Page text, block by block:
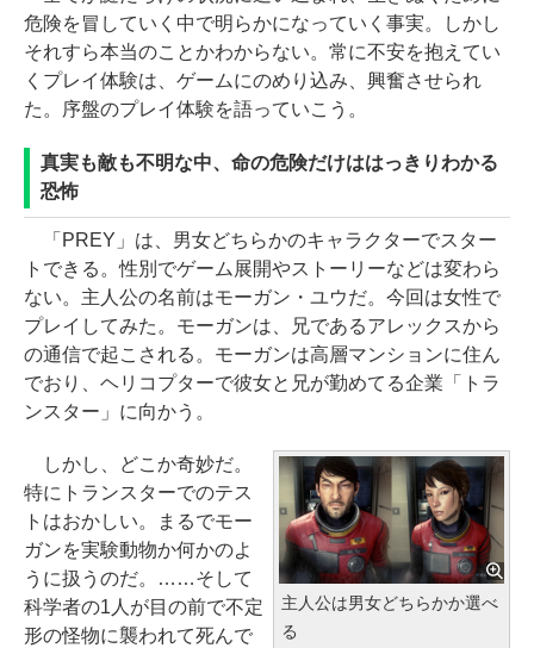
危険を冒していく中で明らかになっていく事実。しかし
それすら本当のことかわからない。常に不安を抱えてい
くプレイ体験は、ゲームにのめり込み、興奮させられ
た。序盤のプレイ体験を語っていこう。
真実も敵も不明な中、命の危険だけははっきりわかる
恐怖
「PREY」は、男女どちらかのキャラクターでスター
トできる。性別でゲーム展開やストーリーなどは変わら
ない。主人公の名前はモーガン・ユウだ。今回は女性で
プレイしてみた。モーガンは、兄であるアレックスから
の通信で起こされる。モーガンは高層マンションに住ん
でおり、ヘリコプターで彼女と兄が勤めてる企業「トラ
ンスター」に向かう。
主人公は男女どちらかか選べ
る
しかし、どこか奇妙だ。
特にトランスターでのテス
トはおかしい。まるでモー
ガンを実験動物か何かのよ
うに扱うのだ。……そして
科学者の1人が目の前で不定
形の怪物に襲われて死んで